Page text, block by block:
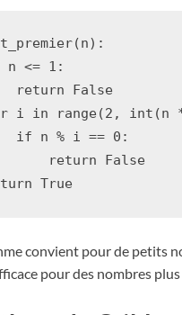
(n):
n <= 1 :
return
False
i in range (2 , int (n
if
n % i == 0 :
return
False
True
convient pour de petits
pour des nombres